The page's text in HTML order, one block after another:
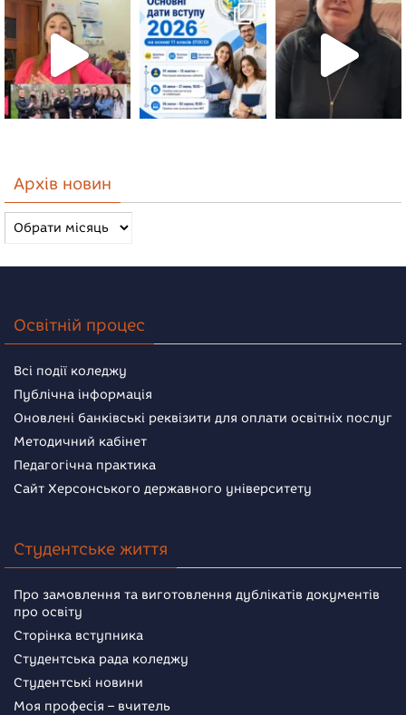
Архів новин
Архів
новин
Освітній процес
Всі події коледжу
Публічна інформація
Оновлені банківські реквізити для оплати освітніх послуг
Методичний кабінет
Педагогічна практика
Сайт Херсонського державного університету
Студентське життя
Про замовлення та виготовлення дублікатів документів
про освіту
Сторінка вступника
Студентська рада коледжу
Студентські новини
Моя професія – вчитель